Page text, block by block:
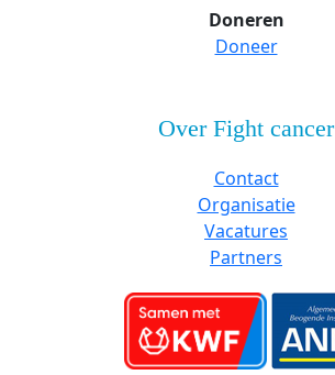
Doneren
Doneer
Over Fight cancer
Contact
Organisatie
Vacatures
Partners